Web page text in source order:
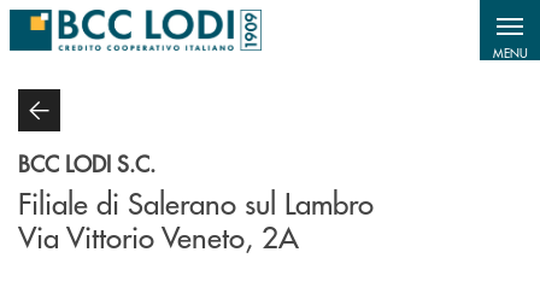
Salta al contenuto principale
MENU
BCC LODI S.C.
Filiale di Salerano sul Lambro
Via Vittorio Veneto, 2A